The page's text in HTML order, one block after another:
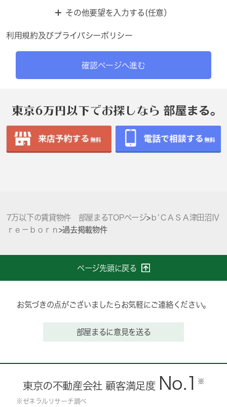
その他要望を入力する(任意）
利用規約及びプライバシーポリシー
確認ページへ進む
7万以下の賃貸物件 部屋まるTOPページ>ｂ’ＣＡＳＡ津田沼Ⅳ
ｒｅ－ｂｏｒｎ>過去掲載物件
ページ先頭に戻る
お気づきの点がございましたらお気軽にご連絡ください。
部屋まるに意見を送る
東京の不動産会社 顧客満足度 No.1 ※
※ゼネラルリサーチ調べ